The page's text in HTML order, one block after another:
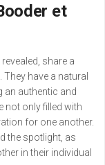
et
share a
have a natural
an authentic and
not only filled with
for one another.
the spotlight, as
in their individual